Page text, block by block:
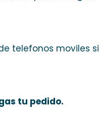
telefonos moviles
tu pedido.